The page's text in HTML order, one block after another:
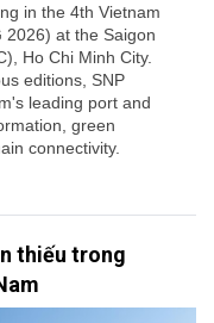
in the 4th Vietnam
2026) at the Saigon
Ho Chi Minh City.
editions, SNP
leading port and
green
connectivity.
thiếu trong